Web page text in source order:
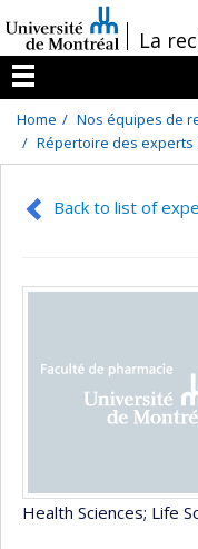
au
contenu
/La
Menu
Home
Nos équipes de
Répertoire des experts
Back to list of
Health Sciences; Life